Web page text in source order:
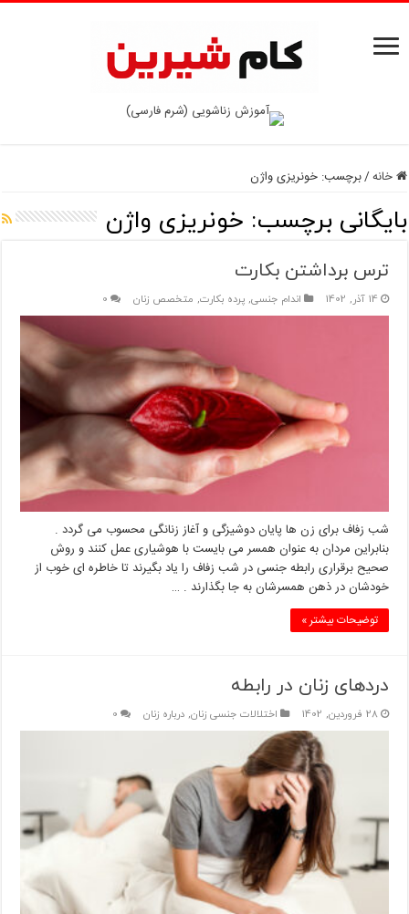
خانه/برچسب:خونریزی واژن
بایگانی برچسب: خونریزی واژن
ترس برداشتن بکارت
14 آذر, 1402 اندام جنسی,پرده بکارت, متخصص زنان 0
شب زفاف برای زن ها پایان دوشیزگی و آغاز زنانگی محسوب می گردد .
بنابراین مردان به عنوان همسر می بایست با هوشیاری عمل کنند و روش
صحیح برقراری رابطه جنسی در شب زفاف را یاد بگیرند تا خاطره ای خوب از
خودشان در ذهن همسرشان به جا بگذارند . …
توضیحات بیشتر »
دردهای زنان در رابطه
28 فروردین, 1402 اختلالات جنسی زنان,درباره زنان 0